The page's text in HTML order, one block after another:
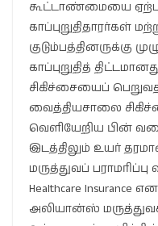
கூட்டாண்மையை
காப்புறுதிதாரர்கள்
குடும்பத்தினருக்கு
காப்புறுதித்
சிகிச்சையைப்
வைத்தியசாலை
வெளியேறிய பின்
இடத்திலும் உயர்
மருத்துவப் பராமரிப்பு
Healthcare Insurance
அலியான்ஸ் மருத்துவக்